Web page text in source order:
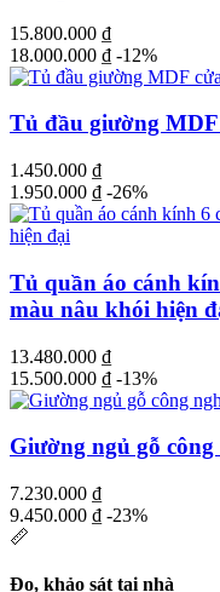
15.800.000 ₫
18.000.000 ₫ -12%
Tủ đầu giường
1.450.000 ₫
1.950.000 ₫ -26%
Tủ quần áo cánh
màu nâu khói hiện
13.480.000 ₫
15.500.000 ₫ -13%
Giường ngủ gỗ
7.230.000 ₫
9.450.000 ₫ -23%
📏
Đo, khảo sát tại nhà